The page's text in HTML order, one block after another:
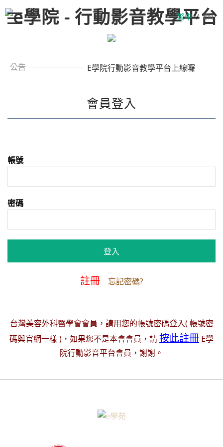
繁中 / EN
公告 E學院行動影音教學平台上線囉
會員登入
帳號
密碼
註冊 忘記密碼?
台灣美容外科醫學會會員，請用您的帳號密碼登入( 帳號密
碼與官網一樣 )，如果您不是本會會員，請按此註冊 E學
院行動影音平台會員，謝謝。